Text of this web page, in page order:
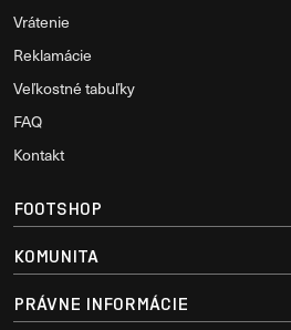
Vrátenie
Reklamácie
Veľkostné tabuľky
FAQ
Kontakt
FOOTSHOP
KOMUNITA
PRÁVNE INFORMÁCIE